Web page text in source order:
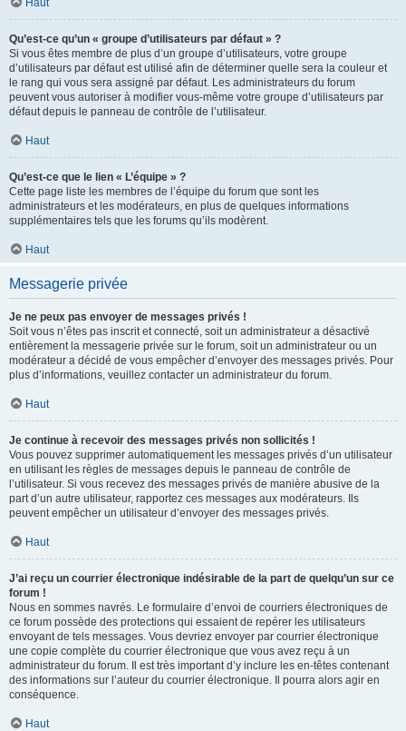
Haut
Qu’est-ce qu’un « groupe d’utilisateurs par défaut » ?
Si vous êtes membre de plus d’un groupe d’utilisateurs, votre groupe
d’utilisateurs par défaut est utilisé afin de déterminer quelle sera la couleur et
le rang qui vous sera assigné par défaut. Les administrateurs du forum
peuvent vous autoriser à modifier vous-même votre groupe d’utilisateurs par
défaut depuis le panneau de contrôle de l’utilisateur.
Haut
Qu’est-ce que le lien « L’équipe » ?
Cette page liste les membres de l’équipe du forum que sont les
administrateurs et les modérateurs, en plus de quelques informations
supplémentaires tels que les forums qu’ils modèrent.
Haut
Messagerie privée
Je ne peux pas envoyer de messages privés !
Soit vous n’êtes pas inscrit et connecté, soit un administrateur a désactivé
entièrement la messagerie privée sur le forum, soit un administrateur ou un
modérateur a décidé de vous empêcher d’envoyer des messages privés. Pour
plus d’informations, veuillez contacter un administrateur du forum.
Haut
Je continue à recevoir des messages privés non sollicités !
Vous pouvez supprimer automatiquement les messages privés d’un utilisateur
en utilisant les règles de messages depuis le panneau de contrôle de
l’utilisateur. Si vous recevez des messages privés de manière abusive de la
part d’un autre utilisateur, rapportez ces messages aux modérateurs. Ils
peuvent empêcher un utilisateur d’envoyer des messages privés.
Haut
J’ai reçu un courrier électronique indésirable de la part de quelqu’un sur ce
forum !
Nous en sommes navrés. Le formulaire d’envoi de courriers électroniques de
ce forum possède des protections qui essaient de repérer les utilisateurs
envoyant de tels messages. Vous devriez envoyer par courrier électronique
une copie complète du courrier électronique que vous avez reçu à un
administrateur du forum. Il est très important d’y inclure les en-têtes contenant
des informations sur l’auteur du courrier électronique. Il pourra alors agir en
conséquence.
Haut